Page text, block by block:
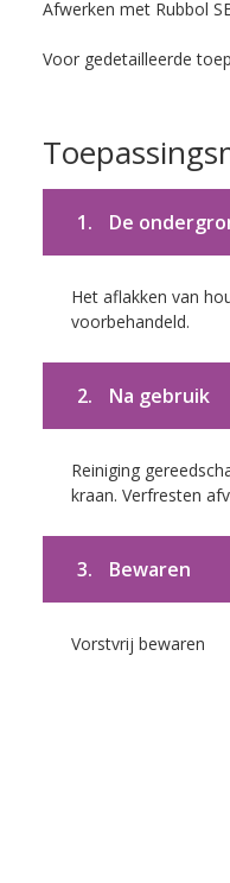
Afwerken met Rubbol
Voor gedetailleerde
1. De
Het aflakken van
voorbehandeld.
2. Na gebruik
Reiniging
kraan. Verfresten
3. Bewaren
Vorstvrij bewaren